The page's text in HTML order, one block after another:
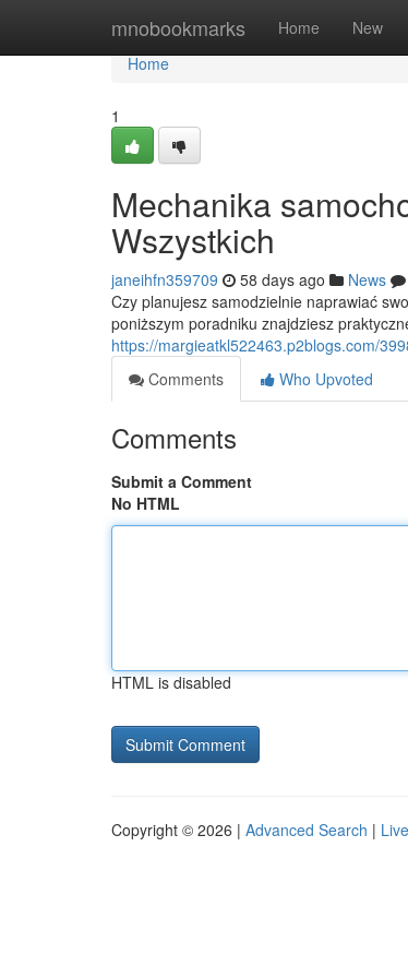
mnobookmarks Home New
Home
Home
1
Mechanika
Wszystkich
janeihfn359709 58 days ago News
Czy planujesz samodzielnie naprawiać
poniższym poradniku znajdziesz
https://margieatkl522463.p2blogs.com/
Comments
Who Upvoted
Comments
Submit a Comment
No HTML
HTML is disabled
Copyright © 2026 | Advanced Search | Live